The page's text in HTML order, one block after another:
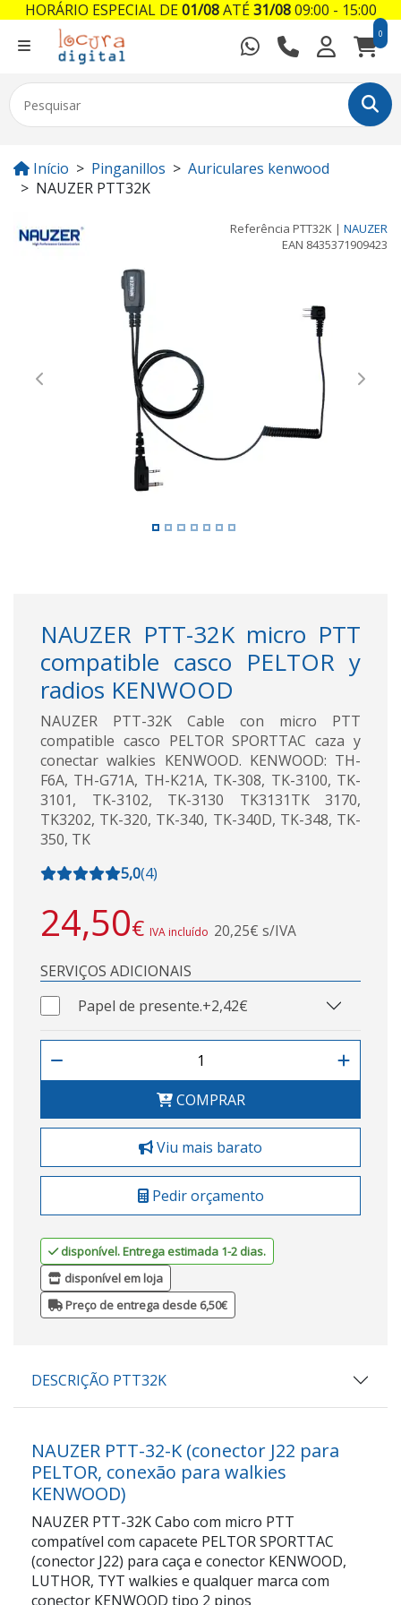
0
Início Pinganillos
Auriculares kenwood
NAUZER PTT32K
Referência PTT32K | NAUZER
EAN 8435371909423
Previous Next
NAUZER PTT-32K micro PTT
compatible casco PELTOR y
radios KENWOOD
NAUZER PTT-32K Cable con micro PTT
compatible casco PELTOR SPORTTAC caza y
conectar walkies KENWOOD. KENWOOD: TH-
F6A, TH-G71A, TH-K21A, TK-308, TK-3100, TK-
3101, TK-3102, TK-3130 TK3131TK 3170,
TK3202, TK-320, TK-340, TK-340D, TK-348, TK-
350, TK
5,0(4)
24,50€ IVA incluído 20,25€ s/IVA
SERVIÇOS ADICIONAIS
Papel de presente.+2,42€
COMPRAR
Viu mais barato
Pedir orçamento
disponível. Entrega estimada 1-2 dias.
disponível em loja
Preço de entrega desde 6,50€
DESCRIÇÃO PTT32K
NAUZER PTT-32-K (conector J22 para
PELTOR, conexão para walkies
KENWOOD)
NAUZER PTT-32K Cabo com micro PTT
compatível com capacete PELTOR SPORTTAC
(conector J22) para caça e conector KENWOOD,
LUTHOR, TYT walkies e qualquer marca com
conector KENWOOD tipo 2 pinos
HORÁRIO ESPECIAL DE01/08ATÉ31/0809:00 - 15:00